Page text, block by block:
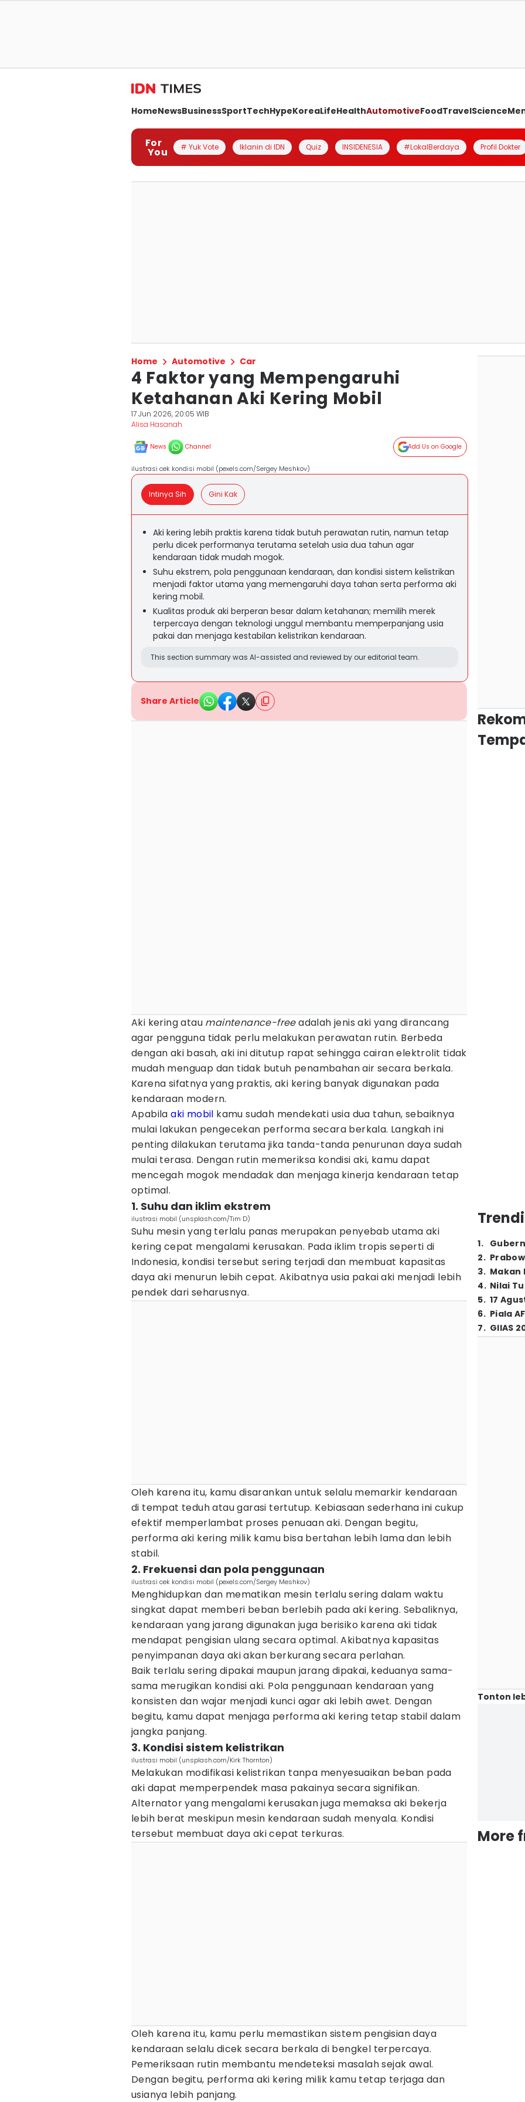
HomeNewsBusinessSportTechHypeKoreaLifeHealthAutomotiveFoodTravelScience
For
You # Yuk Vote Iklanin di IDN Quiz INSIDENESIA #LokalBerdaya Profil Dokter
Home Automotive Car
4 Faktor yang Mempengaruhi
Ketahanan Aki Kering Mobil
17 Jun 2026, 20:05 WIB
Alisa Hasanah
News Channel Add Us on Google
ilustrasi cek kondisi mobil (pexels.com/Sergey Meshkov)
Intinya Sih Gini Kak
Aki kering lebih praktis karena tidak butuh perawatan rutin, namun tetap
perlu dicek performanya terutama setelah usia dua tahun agar
kendaraan tidak mudah mogok.
Suhu ekstrem, pola penggunaan kendaraan, dan kondisi sistem kelistrikan
menjadi faktor utama yang memengaruhi daya tahan serta performa aki
kering mobil.
Kualitas produk aki berperan besar dalam ketahanan; memilih merek
terpercaya dengan teknologi unggul membantu memperpanjang usia
pakai dan menjaga kestabilan kelistrikan kendaraan.
This section summary was AI-assisted and reviewed by our editorial team.
Share Article
Aki kering atau maintenance-freeadalah jenis aki yang dirancang
agar pengguna tidak perlu melakukan perawatan rutin. Berbeda
dengan aki basah, aki ini ditutup rapat sehingga cairan elektrolit tidak
mudah menguap dan tidak butuh penambahan air secara berkala.
Karena sifatnya yang praktis, aki kering banyak digunakan pada
kendaraan modern.
Apabilaaki mobil kamu sudah mendekati usia dua tahun, sebaiknya
mulai lakukan pengecekan performa secara berkala. Langkah ini
penting dilakukan terutama jika tanda-tanda penurunan daya sudah
mulai terasa. Dengan rutin memeriksa kondisi aki, kamu dapat
mencegah mogok mendadak dan menjaga kinerja kendaraan tetap
optimal.
1. Suhu dan iklim ekstrem
ilustrasi mobil (unsplash.com/Tim D)
Suhu mesin yang terlalu panas merupakan penyebab utama aki
kering cepat mengalami kerusakan. Pada iklim tropis seperti di
Indonesia, kondisi tersebut sering terjadi dan membuat kapasitas
daya aki menurun lebih cepat. Akibatnya usia pakai aki menjadi lebih
pendek dari seharusnya.
Oleh karena itu, kamu disarankan untuk selalu memarkir kendaraan
di tempat teduh atau garasi tertutup. Kebiasaan sederhana ini cukup
efektif memperlambat proses penuaan aki. Dengan begitu,
performa aki kering milik kamu bisa bertahan lebih lama dan lebih
stabil.
2. Frekuensi dan pola penggunaan
ilustrasi cek kondisi mobil (pexels.com/Sergey Meshkov)
Menghidupkan dan mematikan mesin terlalu sering dalam waktu
singkat dapat memberi beban berlebih pada aki kering. Sebaliknya,
kendaraan yang jarang digunakan juga berisiko karena aki tidak
mendapat pengisian ulang secara optimal. Akibatnya kapasitas
penyimpanan daya aki akan berkurang secara perlahan.
Baik terlalu sering dipakai maupun jarang dipakai, keduanya sama-
sama merugikan kondisi aki. Pola penggunaan kendaraan yang
konsisten dan wajar menjadi kunci agar aki lebih awet. Dengan
begitu, kamu dapat menjaga performa aki kering tetap stabil dalam
jangka panjang.
3. Kondisi sistem kelistrikan
ilustrasi mobil (unsplash.com/Kirk Thornton)
Melakukan modifikasi kelistrikan tanpa menyesuaikan beban pada
aki dapat memperpendek masa pakainya secara signifikan.
Alternator yang mengalami kerusakan juga memaksa aki bekerja
lebih berat meskipun mesin kendaraan sudah menyala. Kondisi
tersebut membuat daya aki cepat terkuras.
Oleh karena itu, kamu perlu memastikan sistem pengisian daya
kendaraan selalu dicek secara berkala di bengkel terpercaya.
Pemeriksaan rutin membantu mendeteksi masalah sejak awal.
Dengan begitu, performa aki kering milik kamu tetap terjaga dan
usianya lebih panjang.
1.
2.
3. Makan
4. Nilai
5. 17
6. Piala
7. GIIAS
Tonton
More